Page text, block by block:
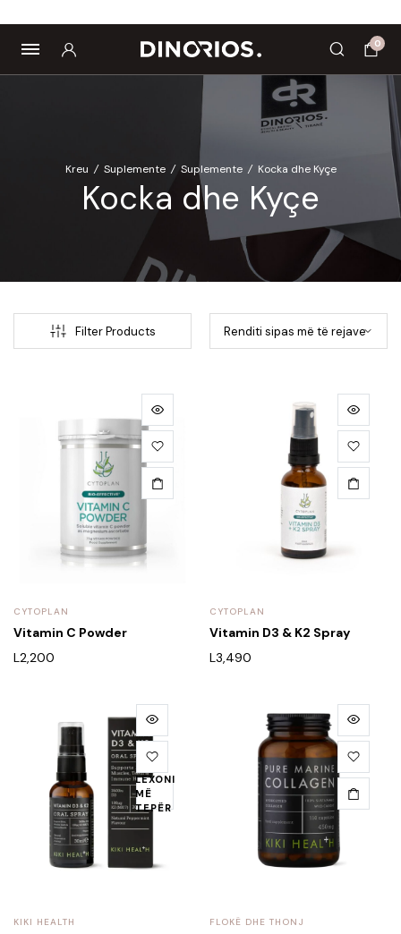
0
Kreu / Suplemente / Suplemente / Kocka dhe Kyçe
Kocka dhe Kyçe
Filter Products
CYTOPLAN
Vitamin C Powder
L2,200
CYTOPLAN
Vitamin D3 & K2 Spray
L3,490
LEXONI
MË
TEPËR
KIKI HEALTH FLOKË DHE THONJ